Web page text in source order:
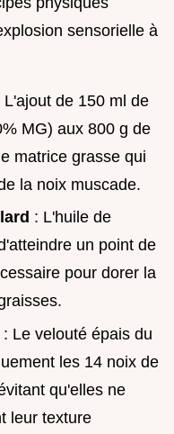
sensorielle à
L'ajout de 150 ml de
MG) aux 800 g de
matrice grasse qui
la noix muscade.
: L'huile de
un point de
pour dorer la
: Le velouté épais du
les 14 noix de
qu'elles ne
leur texture